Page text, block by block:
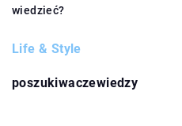
wiedzieć?
Life & Style
poszukiwaczewiedzy